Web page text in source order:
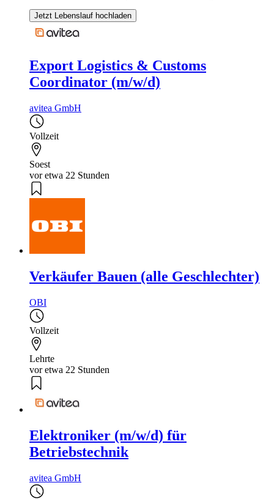
Jetzt Lebenslauf hochladen
Export Logistics & Customs
Coordinator (m/w/d)
avitea GmbH
Vollzeit
Soest
vor etwa 22 Stunden
Verkäufer Bauen (alle Geschlechter)
OBI
Vollzeit
Lehrte
vor etwa 22 Stunden
Elektroniker (m/w/d) für
Betriebstechnik
avitea GmbH